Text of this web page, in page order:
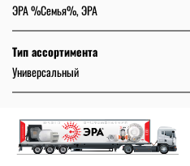
ЭРА %Семья%, ЭРА
Тип ассортимента
Универсальный